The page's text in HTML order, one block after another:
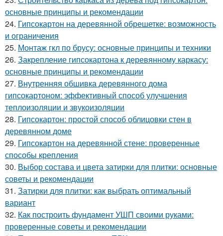
основные принципы и рекомендации
24. Гипсокартон на деревянной обрешетке: возможность
и ограничения
25. Монтаж гкл по брусу: основные принципы и техники
26. Закрепление гипсокартона к деревянному каркасу:
основные принципы и рекомендации
27. Внутренняя обшивка деревянного дома
гипсокартоном: эффективный способ улучшения
теплоизоляции и звукоизоляции
28. Гипсокартон: простой способ облицовки стен в
деревянном доме
29. Гипсокартон на деревянной стене: проверенные
способы крепления
30. Выбор состава и цвета затирки для плитки: основные
советы и рекомендации
31. Затирки для плитки: как выбрать оптимальный
вариант
32. Как построить фундамент УШП своими руками:
проверенные советы и рекомендации